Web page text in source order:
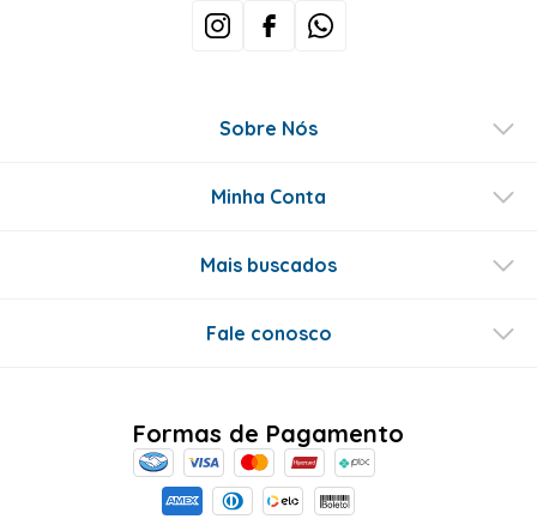
Sobre Nós
Minha Conta
Mais buscados
Fale conosco
Formas de Pagamento